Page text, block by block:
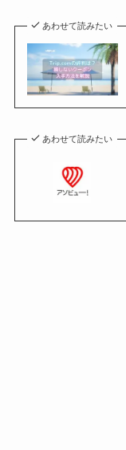
あわせて読みたい
あわせて読みたい